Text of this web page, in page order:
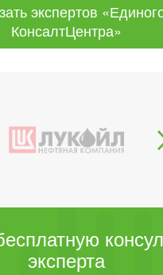
экспертов
КонсалтЦентра»
эксперта